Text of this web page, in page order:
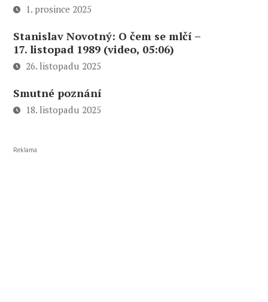
1. prosince 2025
Stanislav Novotný: O čem se mlčí –
17. listopad 1989 (video, 05:06)
26. listopadu 2025
Smutné poznání
18. listopadu 2025
Reklama